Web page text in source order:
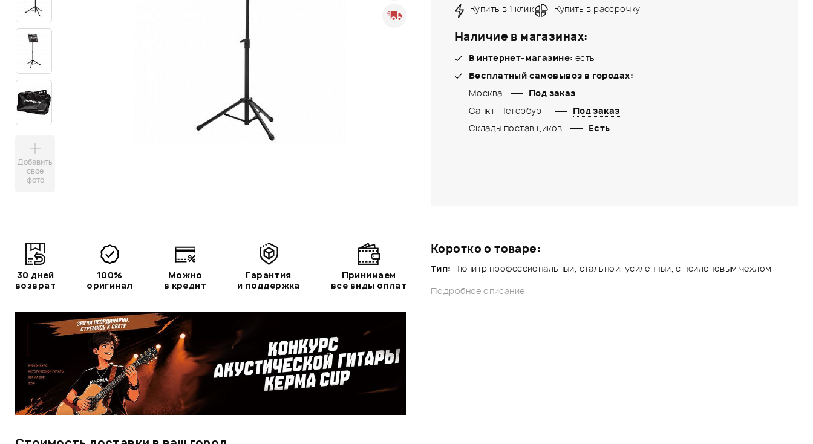
Добавить
свое
фото
Коротко о товаре:
Тип: Пюпитр профессиональный, стальной, усиленный, с нейлоновым чехлом
Подробное описание
Купить в 1 клик Купить в рассрочку
Наличие в магазинах:
В интернет-магазине: есть
Бесплатный самовывоз в городах:
Москва
Под заказ
Санкт-Петербург
Под заказ
Склады поставщиков
Есть
30 дней
возврат
100%
оригинал
Можно
в кредит
Гарантия
и поддержка
Принимаем
все виды оплат